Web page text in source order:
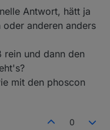
Antwort, hätt ja
oder anderen anders
und dann den
mit den phoscon
0